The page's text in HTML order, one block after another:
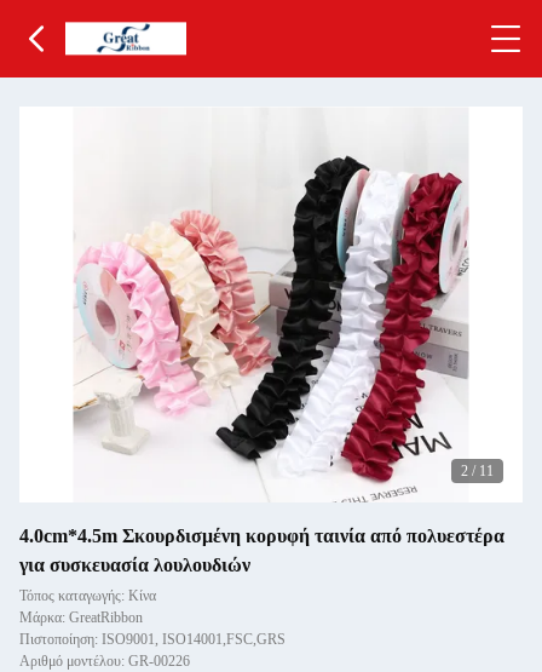
2 / 11
4.0cm*4.5m Σκουρδισμένη κορυφή ταινία από πολυεστέρα
για συσκευασία λουλουδιών
Τόπος καταγωγής: Κίνα
Μάρκα: GreatRibbon
Πιστοποίηση: ISO9001, ISO14001,FSC,GRS
Αριθμό μοντέλου: GR-00226